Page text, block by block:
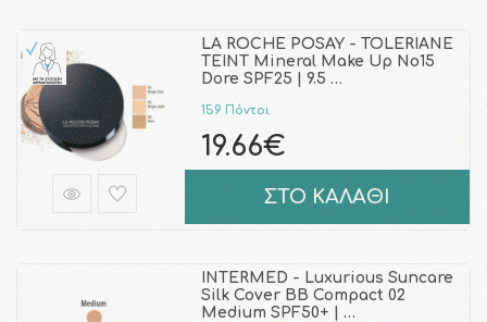
LA ROCHE POSAY - TOLERIANE
TEINT Mineral Make Up No15
Dore SPF25 | 9.5 …
159 Πόντοι
19.66€
ΣΤΟ ΚΑΛΑΘΙ
INTERMED - Luxurious Suncare
Silk Cover BB Compact 02
Medium SPF50+ | …